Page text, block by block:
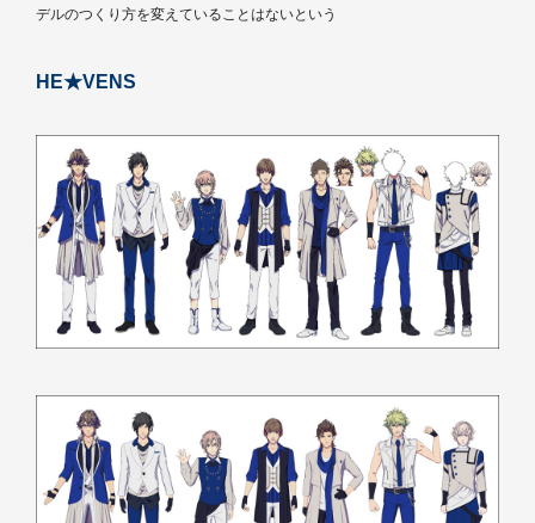
デルのつくり方を変えていることはないという
HE★VENS